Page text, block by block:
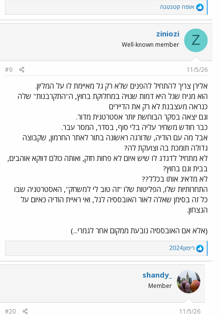
R
e
a
c
t
i
o
s
אופה קטנטנה
Z
ziniozi
Well-known member
11/5/26
#9
אלירן צריך להתחיל להפנים שלא רק גל מאיימת לו על המליון.
הוא מניח שגל היא דמות שנויה במחלוקת בחוץ, ה''התקרבנות'' שלה
כנראה מעצבנת לא רק את הדיירים
וגם יצאה בסקר הבוחשת יותר אסטרטגית מדור.
כבר חודש משחיר עליה בלי סוף, בסדר, המסר עבר.
אבל מה עם הודיה, שדורגה ראשונה בתור לאתר החרמון, שקבוצה
גדולה תומכת בה וצועקת לה?
לא מתחיל לדגדג לו שיש איום לא פחות חזק, ואותה כולם דווקא אוהבים,
בבית וגם בחוץ?
לא מדאיג אותו בכלל??
התחרותיות שלו, הפליטות שלו ''זה טוב לי למשחק'', האסטרטגיה שבו
כל זה בסימן שאלה לאור האובססיה לגל, ואי ראיית הודיה כאיום על
הנצחון.
(אלא אם האובססיה נובעת ממקום אחר לגמרי...)
R
e
a
c
t
i
o
n
s
רימון2024
shandy_
Member
11/5/26
#20